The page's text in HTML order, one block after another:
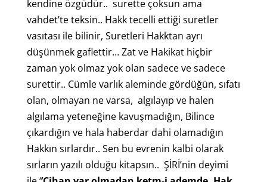
kendine özgüdür.. surette çoksun ama
vahdet’te teksin.. Hakk tecelli ettiği suretler
vasıtası ile bilinir, Suretleri Hakktan ayrı
düşünmek gaflettir… Zat ve Hakikat hiçbir
zaman yok olmaz yok olan sadece ve sadece
surettir.. Cümle varlık aleminde gördüğün, sıfatı
olan, olmayan ne varsa, algılayıp ve halen
algılama yeteneğine kavuşmadığın, Bilince
çıkardığın ve hala haberdar dahi olamadığın
Hakkın sırlardır.. Sen bu evrenin kalbi olarak
sırların yazılı olduğu kitapsın.. ŞİRİ’nin deyimi